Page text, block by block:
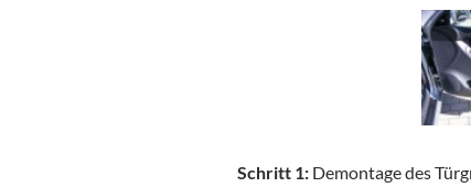
Schritt 1: Demontage des